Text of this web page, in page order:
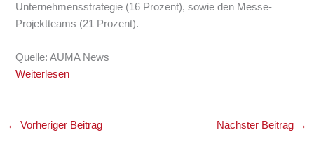
Unternehmensstrategie (16 Prozent), sowie den Messe-
Projektteams (21 Prozent).
Quelle: AUMA News
Weiterlesen
← Vorheriger Beitrag Nächster Beitrag →